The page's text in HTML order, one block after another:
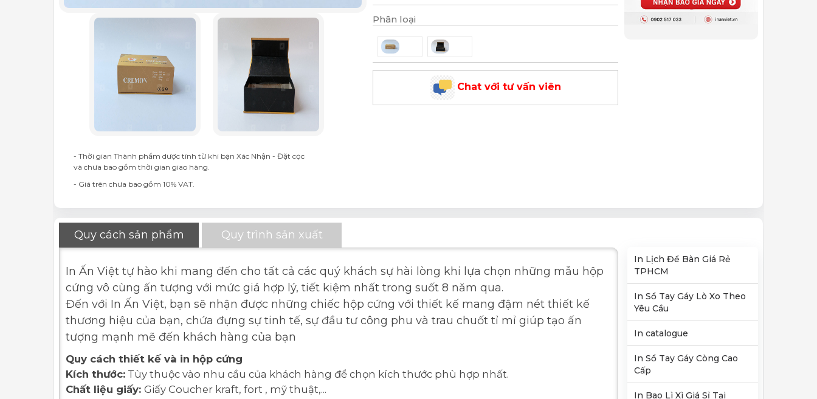
- Thời gian Thành phẩm dược tính từ khi bạn Xác Nhận - Đặt cọc
và chưa bao gồm thời gian giao hàng.
- Giá trên chưa bao gồm 10% VAT.
Phân loại
Chat với tư vấn viên
Quy cách sản phẩm Quy trình sản xuất
In Ấn Việt tự hào khi mang đến cho tất cả các quý khách sự hài lòng khi lựa chọn những mẫu hộp
cứng vô cùng ấn tượng với mức giá hợp lý, tiết kiệm nhất trong suốt 8 năm qua.
Đến với In Ấn Việt, bạn sẽ nhận được những chiếc hộp cứng với thiết kế mang đậm nét thiết kế
thương hiệu của bạn, chứa đựng sự tinh tế, sự đầu tư công phu và trau chuốt tỉ mỉ giúp tạo ấn
tượng mạnh mẽ đến khách hàng của bạn
Quy cách thiết kế và in hộp cứng
Kích thước: Tùy thuộc vào nhu cầu của khách hàng để chọn kích thước phù hợp nhất.
Chất liệu giấy: Giấy Coucher kraft, fort , mỹ thuật,...
In Lịch Để Bàn Giá Rẻ
TPHCM
In Sổ Tay Gáy Lò Xo Theo
Yêu Cầu
In catalogue
In Sổ Tay Gáy Còng Cao
Cấp
In Bao Lì Xì Giá Sỉ Tại